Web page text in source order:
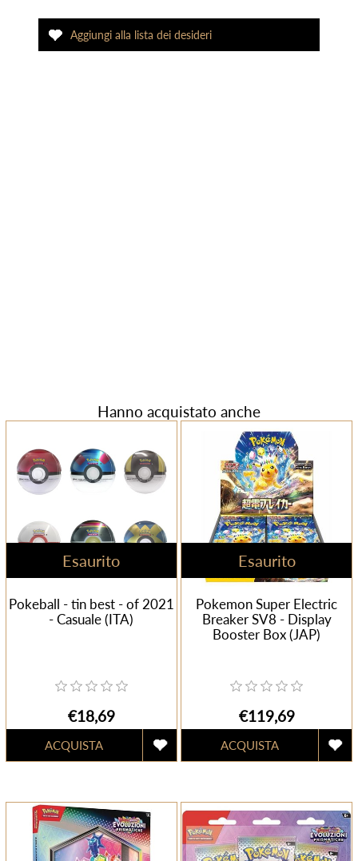
Hanno acquistato anche
Esaurito
Pokeball - tin best - of 2021
- Casuale (ITA)
€18,69
Esaurito
Pokemon Super Electric
Breaker SV8 - Display
Booster Box (JAP)
€119,69